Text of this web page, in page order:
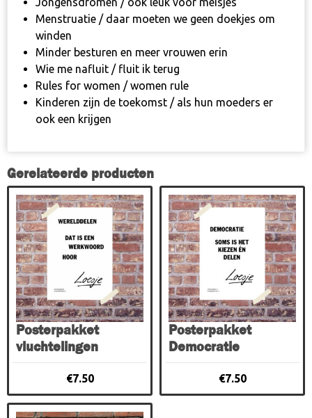
Menstruatie / daar moeten we geen doekjes om
winden
Minder besturen en meer vrouwen erin
Wie me nafluit / fluit ik terug
Rules for women / women rule
Kinderen zijn de toekomst / als hun moeders er
ook een krijgen
Gerelateerde producten
Posterpakket
vluchtelingen
€7.50
Posterpakket
Democratie
€7.50